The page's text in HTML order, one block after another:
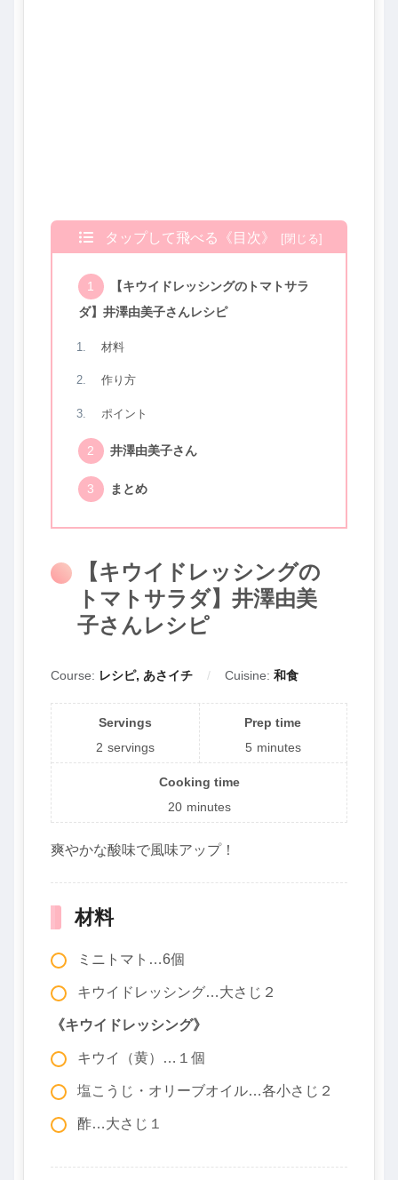
タップして飛べる《目次》
【キウイドレッシングのトマトサラ
ダ】井澤由美子さんレシピ
材料
作り方
ポイント
井澤由美子さん
まとめ
【キウイドレッシングの
トマトサラダ】井澤由美
子さんレシピ
Course: レシピ, あさイチ Cuisine: 和食
Servings
2 servings
Prep time
5 minutes
Cooking time
20 minutes
爽やかな酸味で風味アップ！
材料
ミニトマト…6個
キウイドレッシング…大さじ２
《キウイドレッシング》
キウイ（黄）…１個
塩こうじ・オリーブオイル…各小さじ２
酢…大さじ１